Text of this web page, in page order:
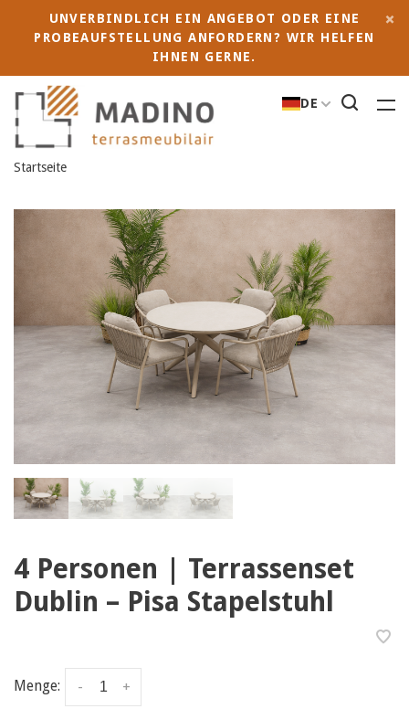
UNVERBINDLICH EIN ANGEBOT ODER EINE
PROBEAUFSTELLUNG ANFORDERN? WIR HELFEN
IHNEN GERNE.
DE
Startseite
4 Personen | Terrassenset
Dublin – Pisa Stapelstuhl
Menge: +
-